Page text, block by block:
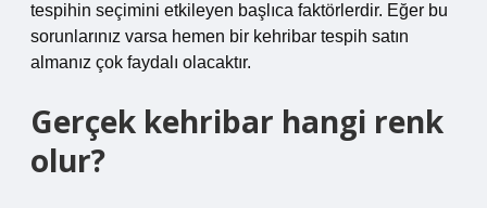
tespihin seçimini etkileyen başlıca faktörlerdir. Eğer bu
sorunlarınız varsa hemen bir kehribar tespih satın
almanız çok faydalı olacaktır.
Gerçek kehribar hangi renk
olur?